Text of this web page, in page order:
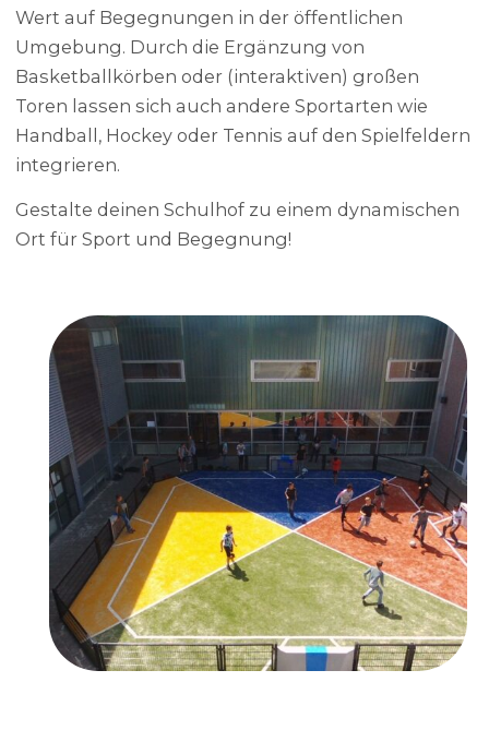
Wert auf Begegnungen in der öffentlichen
Umgebung. Durch die Ergänzung von
Basketballkörben oder (interaktiven) großen
Toren lassen sich auch andere Sportarten wie
Handball, Hockey oder Tennis auf den Spielfeldern
integrieren.
Gestalte deinen Schulhof zu einem dynamischen
Ort für Sport und Begegnung!